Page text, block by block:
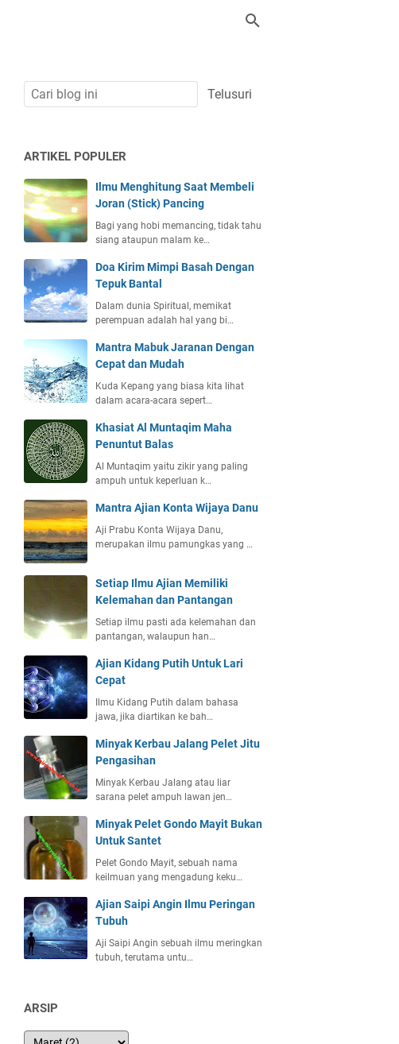
ARTIKEL POPULER
Ilmu Menghitung Saat Membeli
Joran (Stick) Pancing
Bagi yang hobi memancing, tidak tahu
siang ataupun malam ke…
Doa Kirim Mimpi Basah Dengan
Tepuk Bantal
Dalam dunia Spiritual, memikat
perempuan adalah hal yang bi…
Mantra Mabuk Jaranan Dengan
Cepat dan Mudah
Kuda Kepang yang biasa kita lihat
dalam acara-acara sepert…
Khasiat Al Muntaqim Maha
Penuntut Balas
Al Muntaqim yaitu zikir yang paling
ampuh untuk keperluan k…
Mantra Ajian Konta Wijaya Danu
Aji Prabu Konta Wijaya Danu,
merupakan ilmu pamungkas yang …
Setiap Ilmu Ajian Memiliki
Kelemahan dan Pantangan
Setiap ilmu pasti ada kelemahan dan
pantangan, walaupun han…
Ajian Kidang Putih Untuk Lari
Cepat
Ilmu Kidang Putih dalam bahasa
jawa, jika diartikan ke bah…
Minyak Kerbau Jalang Pelet Jitu
Pengasihan
Minyak Kerbau Jalang atau liar
sarana pelet ampuh lawan jen…
Minyak Pelet Gondo Mayit Bukan
Untuk Santet
Pelet Gondo Mayit, sebuah nama
keilmuan yang mengadung keku…
Ajian Saipi Angin Ilmu Peringan
Tubuh
Aji Saipi Angin sebuah ilmu meringkan
tubuh, terutama untu…
ARSIP